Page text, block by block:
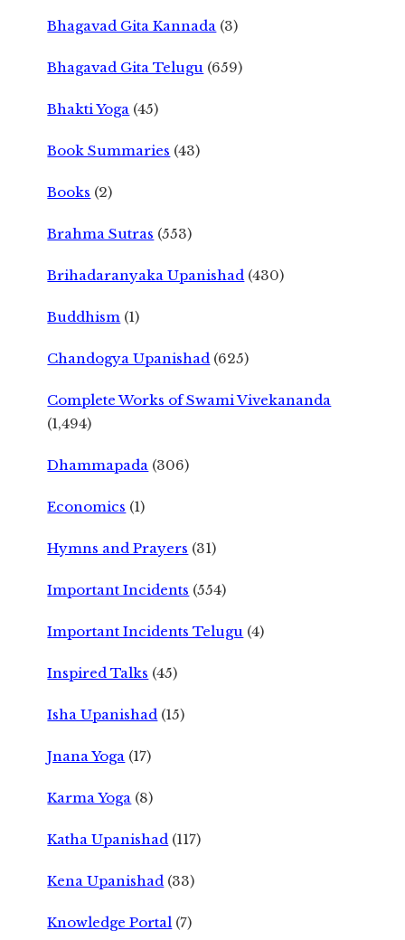
Bhagavad Gita Kannada (3)
Bhagavad Gita Telugu (659)
Bhakti Yoga (45)
Book Summaries (43)
Books (2)
Brahma Sutras (553)
Brihadaranyaka Upanishad (430)
Buddhism (1)
Chandogya Upanishad (625)
Complete Works of Swami Vivekananda
(1,494)
Dhammapada (306)
Economics (1)
Hymns and Prayers (31)
Important Incidents (554)
Important Incidents Telugu (4)
Inspired Talks (45)
Isha Upanishad (15)
Jnana Yoga (17)
Karma Yoga (8)
Katha Upanishad (117)
Kena Upanishad (33)
Knowledge Portal (7)